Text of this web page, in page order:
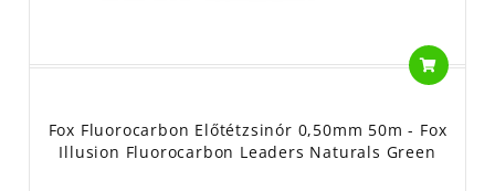
Fox Fluorocarbon Előtétzsinór 0,50mm 50m - Fox
Illusion Fluorocarbon Leaders Naturals Green